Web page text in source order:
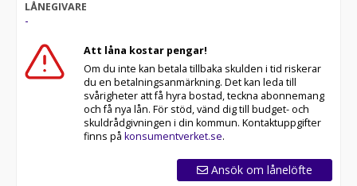
LÅNEGIVARE
-
Att låna kostar pengar!
Om du inte kan betala tillbaka skulden i tid riskerar
du en betalningsanmärkning. Det kan leda till
svårigheter att få hyra bostad, teckna abonnemang
och få nya lån. För stöd, vänd dig till budget- och
skuldrådgivningen i din kommun. Kontaktuppgifter
finns på konsumentverket.se.
Ansök om lånelöfte